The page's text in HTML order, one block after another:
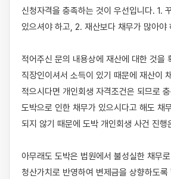
신청자격을 충족하는 것이 우선입니다. 1.
있으셔야 하고, 2. 재산보다 채무가 많아야
적어주신 문의 내용상에 재산에 대한 것을
직장인이셔서 소득이 있기 때문에 재산이
적으시다면 개인회생 자격조건은 되므로
도박으로 인한 채무가 있으시다고 해도 채
되지 않기 때문에 도박 개인회생 사건 진행
아무래도 도박은 법원에서 불성실한 채무
청산가치로 반영하여 변제금을 상향하도